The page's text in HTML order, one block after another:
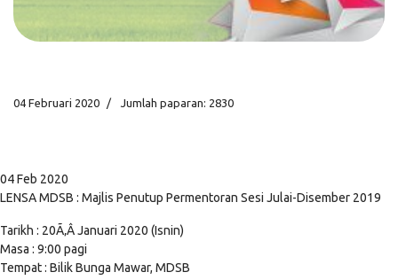
04 Februari 2020 Jumlah paparan: 2830
04 Feb 2020
LENSA MDSB : Majlis Penutup Permentoran Sesi Julai-Disember 2019
Tarikh : 20Ã‚Â Januari 2020 (Isnin)
Masa : 9:00 pagi
Tempat : Bilik Bunga Mawar, MDSB